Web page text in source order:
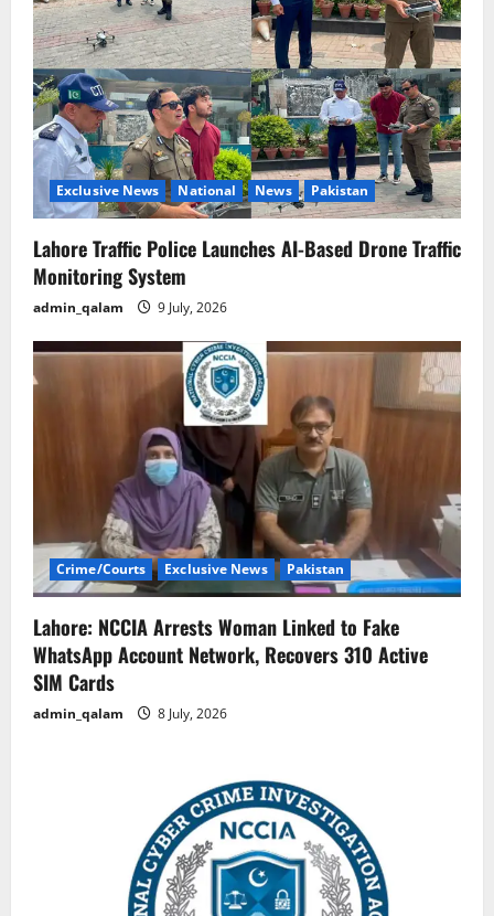
Exclusive News National News Pakistan
Lahore Traffic Police Launches AI-Based Drone Traffic
Monitoring System
admin_qalam 9 July, 2026
Crime/Courts Exclusive News Pakistan
Lahore: NCCIA Arrests Woman Linked to Fake
WhatsApp Account Network, Recovers 310 Active
SIM Cards
admin_qalam 8 July, 2026